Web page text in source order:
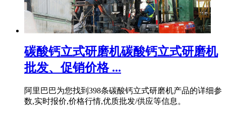
碳酸钙立式研磨机碳酸钙立式研磨机
批发、促销价格 ...
阿里巴巴为您找到398条碳酸钙立式研磨机产品的详细参
数,实时报价,价格行情,优质批发/供应等信息。